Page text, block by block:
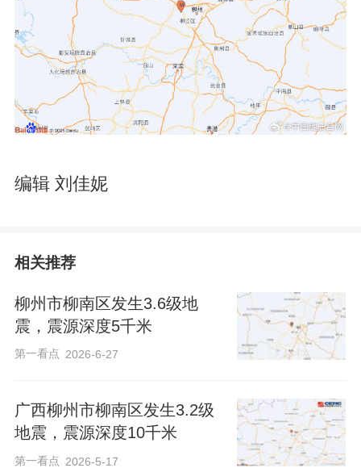
编辑 刘佳妮
相关推荐
柳州市柳南区发生3.6级地
震，震源深度5千米
第一看点 2026-6-27
广西柳州市柳南区发生3.2级
地震，震源深度10千米
第一看点 2026-5-17